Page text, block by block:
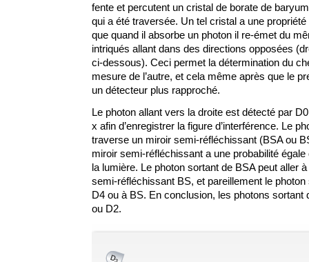
fente et percutent un cristal de borate de
qui a été traversée. Un tel cristal a une
que quand il absorbe un photon il re-émet du
intriqués allant dans des directions opposées
ci-dessous). Ceci permet la détermination du
mesure de l’autre, et cela même après que le
un détecteur plus rapproché.
Le photon allant vers la droite est détecté par
x afin d’enregistrer la figure d’interférence. Le
traverse un miroir semi-réfléchissant (BSA ou
miroir semi-réfléchissant a une probabilité
la lumière. Le photon sortant de BSA peut aller
semi-réfléchissant BS, et pareillement le
D4 ou à BS. En conclusion, les photons
ou D2.